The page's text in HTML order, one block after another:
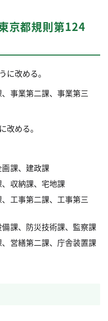
京都規則第124
に改める。
事業第二課、事業第三
改める。
課、建政課
収納課、宅地課
工事第二課、工事第三
課、防災技術課、監察課
営繕第二課、庁舎装置課